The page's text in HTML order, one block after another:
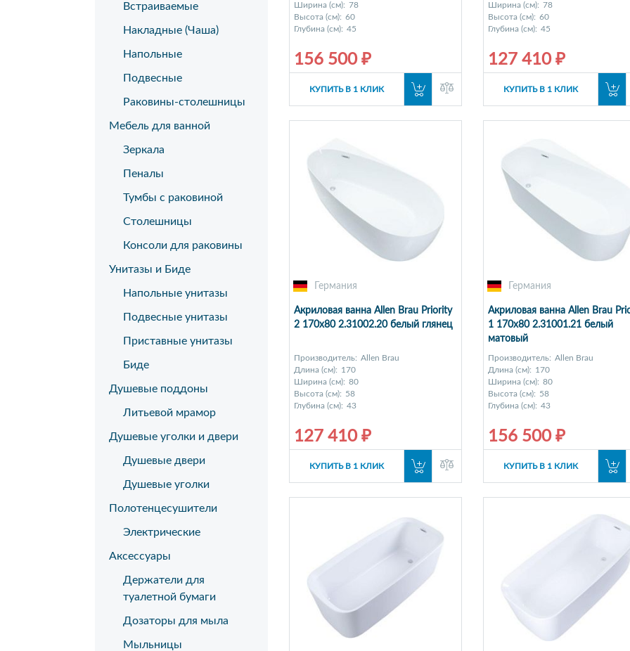
Встраиваемые
Накладные (Чаша)
Напольные
Подвесные
Раковины-столешницы
Мебель для ванной
Зеркала
Пеналы
Тумбы с раковиной
Столешницы
Консоли для раковины
Унитазы и Биде
Напольные унитазы
Подвесные унитазы
Приставные унитазы
Биде
Душевые поддоны
Литьевой мрамор
Душевые уголки и двери
Душевые двери
Душевые уголки
Полотенцесушители
Электрические
Аксессуары
Держатели для
туалетной бумаги
Дозаторы для мыла
Мыльницы
Ширина (см): 78
Высота (см): 60
Глубина (см): 45
156 500 ₽
КУПИТЬ В 1 КЛИК
Ширина (см): 78
Высота (см): 60
Глубина (см): 45
127 410 ₽
КУПИТЬ В 1 КЛИК
Германия
Акриловая ванна Allen Brau Priority
2 170x80 2.31002.20 белый глянец
Производитель: Allen Brau
Длина (см): 170
Ширина (см): 80
Высота (см): 58
Глубина (см): 43
127 410 ₽
КУПИТЬ В 1 КЛИК
Германия
Акриловая ванна Allen Brau
1 170x80 2.31001.21 белый
матовый
Производитель: Allen Brau
Длина (см): 170
Ширина (см): 80
Высота (см): 58
Глубина (см): 43
156 500 ₽
КУПИТЬ В 1 КЛИК